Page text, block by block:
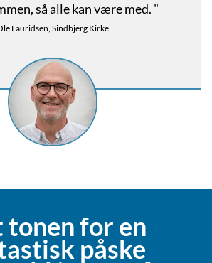
så alle kan være med. "
Lauridsen, Sindbjerg Kirke
for en
påske